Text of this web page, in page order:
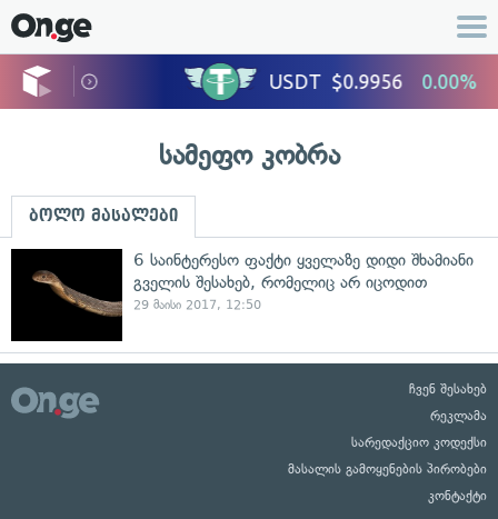
სამეფო კობრა
ბოლო მასალები
6 საინტერესო ფაქტი ყველაზე დიდი შხამიანი
გველის შესახებ, რომელიც არ იცოდით
29 მაისი 2017, 12:50
ჩვენ შესახებ
რეკლამა
სარედაქციო კოდექსი
მასალის გამოყენების პირობები
კონტაქტი